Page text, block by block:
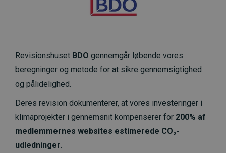
Revisionshuset BDO gennemgår løbende vores
beregninger og metode for at sikre gennemsigtighed
og pålidelighed.
Deres revision dokumenterer, at vores investeringer i
klimaprojekter i gennemsnit kompenserer for 200% af
medlemmernes websites estimerede CO₂-
udledninger.